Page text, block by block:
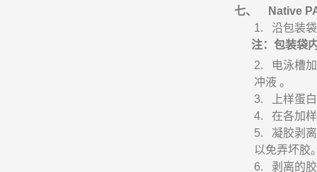
七、
Native
1.
沿包装
注：包装袋
2.
电泳槽
冲液 。
3.
上样蛋
4.
在各加
5.
凝胶剥
以免弄坏胶
6.
剥离的